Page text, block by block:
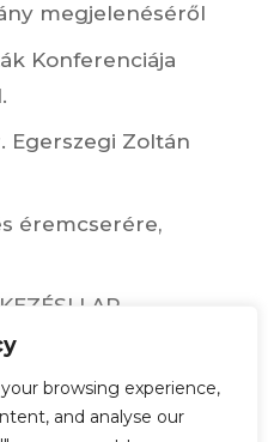
browsing experience,
and analyse our
megjelenéséről
Konferenciája
Egerszegi Zoltán
éremcserére,
LAP,
28.
a